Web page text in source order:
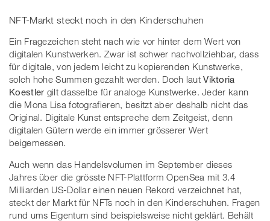
NFT-Markt steckt noch in den Kinderschuhen
Ein Fragezeichen steht nach wie vor hinter dem Wert von
digitalen Kunstwerken. Zwar ist schwer nachvollziehbar, dass
für digitale, von jedem leicht zu kopierenden Kunstwerke,
solch hohe Summen gezahlt werden. Doch lautViktoria
Koestler gilt dasselbe für analoge Kunstwerke. Jeder kann
die Mona Lisa fotografieren, besitzt aber deshalb nicht das
Original. Digitale Kunst entspreche dem Zeitgeist, denn
digitalen Gütern werde ein immer grösserer Wert
beigemessen.
Auch wenn das Handelsvolumen im September dieses
Jahres über die grösste NFT-Plattform OpenSea mit 3.4
Milliarden US-Dollar einen neuen Rekord verzeichnet hat,
steckt der Markt für NFTs noch in den Kinderschuhen. Fragen
rund ums Eigentum sind beispielsweise nicht geklärt. Behält